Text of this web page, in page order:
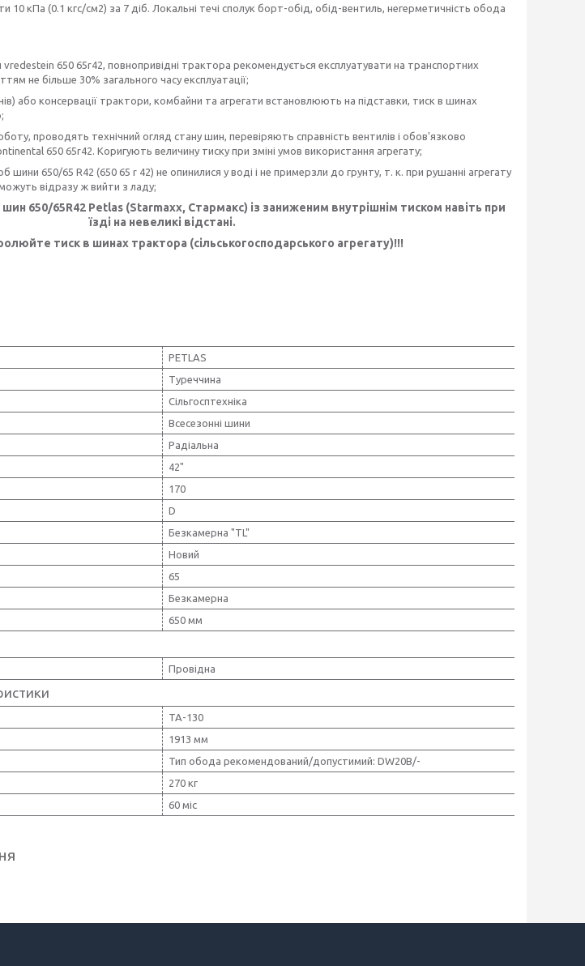
10 кПа (0.1 кгс/см2) за 7 діб. Локальні течі сполук борт-обід, обід-вентиль, негерметичність обода
650 65r42, повнопривідні трактора рекомендується експлуатувати на транспортних
не більше 30% загального часу експлуатації;
або консервації трактори, комбайни та агрегати встановлюють на підставки, тиск в шинах
проводять технічний огляд стану шин, перевіряють справність вентилів і обов'язково
650 65r42. Коригують величину тиску при зміні умов використання агрегату;
шини 650/65 R42 (650 65 r 42) не опинилися у воді і не примерзли до грунту, т. к. при рушанні агрегату
відразу ж вийти з ладу;
650/65R42 Petlas (Starmaxx, Стармакс) із заниженим внутрішнім тиском навіть при
їзді на невеликі відстані.
тиск в шинах трактора (сільськогосподарського агрегату)!!!
PETLAS
Туреччина
Сільгосптехніка
Всесезонні шини
Радіальна
42"
170
D
Безкамерна "TL"
Новий
65
Безкамерна
650 мм
Провідна
ТА-130
1913 мм
Тип обода рекомендований/допустимий: DW20B/-
270 кг
60 міс